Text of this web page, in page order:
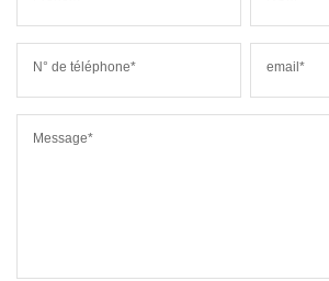
N° de téléphone* email*
Message*